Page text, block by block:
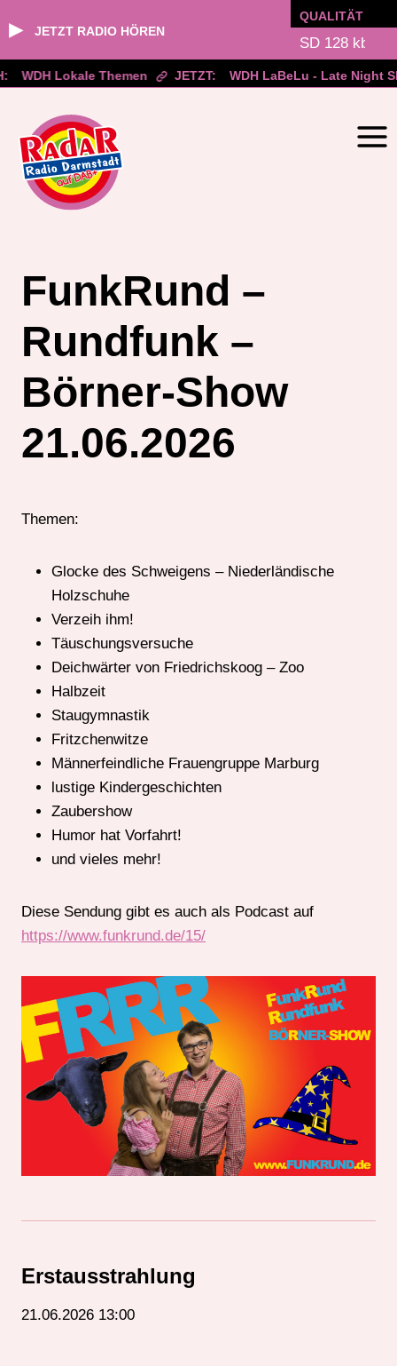
▶ JETZT RADIO HÖREN
QUALITÄT
WDH Lokale Themen JETZT: WDH LaBeLu - Late Night
springen
FunkRund –
Rundfunk –
Börner-Show
21.06.2026
Themen:
Glocke des Schweigens – Niederländische
Holzschuhe
Verzeih ihm!
Täuschungsversuche
Deichwärter von Friedrichskoog – Zoo
Halbzeit
Staugymnastik
Fritzchenwitze
Männerfeindliche Frauengruppe Marburg
lustige Kindergeschichten
Zaubershow
Humor hat Vorfahrt!
und vieles mehr!
Diese Sendung gibt es auch als Podcast auf
https://www.funkrund.de/15/
Erstausstrahlung
21.06.2026 13:00